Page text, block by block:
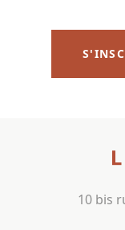
10 bis